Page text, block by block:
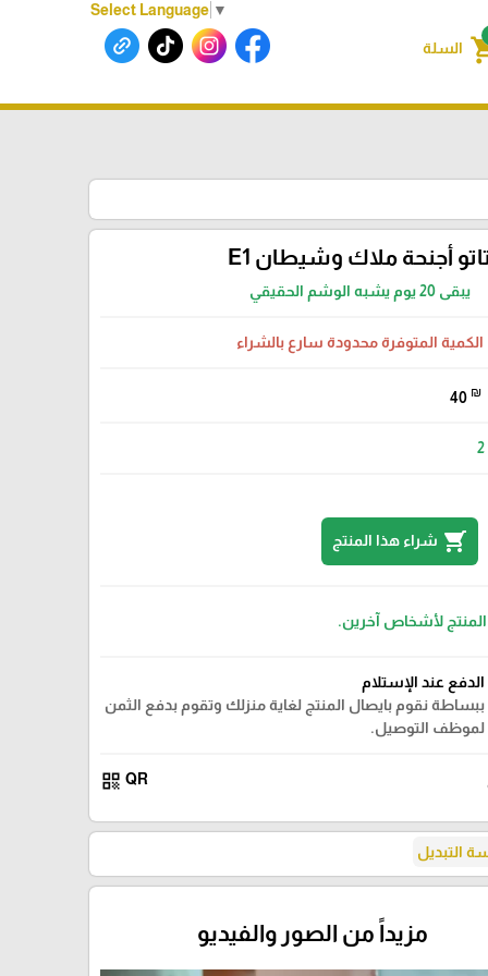
Select Language ▼
السلة
تاتو أجنحة ملاك وشيطان E1
يبقى 20 يوم يشبه الوشم الحقيقي
الكمية المتوفرة محدودة سارع بالشراء
40 ₪
2
shopping_cart شراء هذا المنتج
المنتج لأشخاص آخرين.
الدفع عند الإستلام
ببساطة نقوم بايصال المنتج لغاية منزلك وتقوم بدفع الثمن
لموظف التوصيل.
QR
qr_code
التبديل
مزيداً من الصور والفيديو